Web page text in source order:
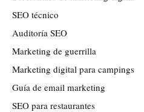
SEO técnico
Auditoría SEO
Marketing de guerrilla
Marketing digital para campings
Guía de email marketing
SEO para restaurantes